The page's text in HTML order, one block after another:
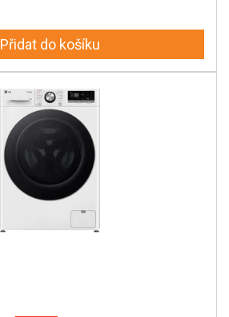
Přidat do košíku